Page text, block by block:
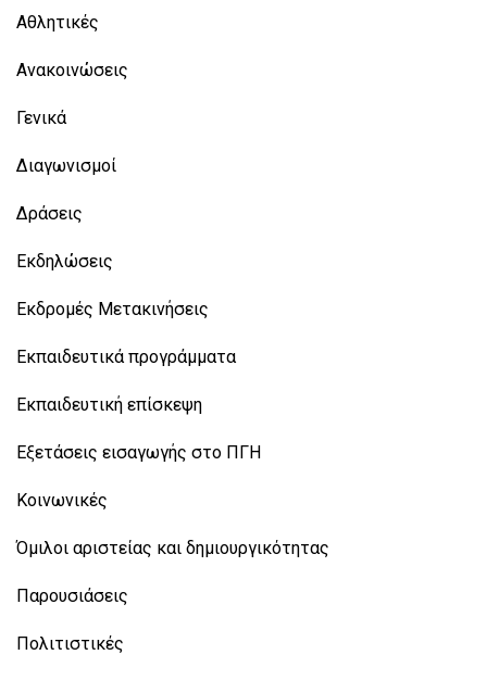
Αθλητικές
Ανακοινώσεις
Γενικά
Διαγωνισμοί
Δράσεις
Εκδηλώσεις
Εκδρομές Μετακινήσεις
Εκπαιδευτικά προγράμματα
Εκπαιδευτική επίσκεψη
Εξετάσεις εισαγωγής στο ΠΓΗ
Κοινωνικές
Όμιλοι αριστείας και δημιουργικότητας
Παρουσιάσεις
Πολιτιστικές